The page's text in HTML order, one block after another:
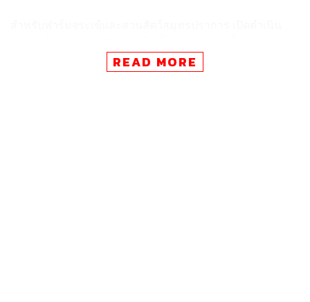
กว่า 40,000 ตัว นอกจากจระเข้ยังมีส่วนที่เป็นสวนสัตว์เปิดให้
บริการ และมีพิพิธภัณฑ์ไดโนเสาร์ซึ่งจัดแสดงกระดูกและหุ่น
READ MORE